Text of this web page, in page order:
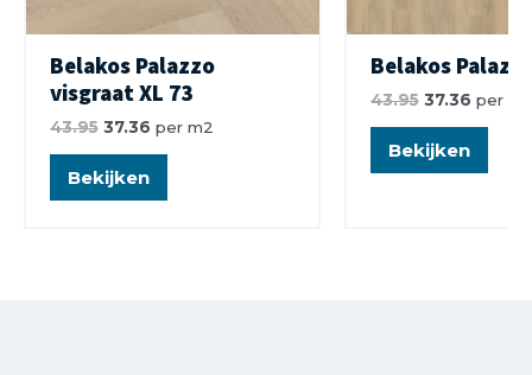
Belakos Palazzo
visgraat XL 73
43.95 37.36 per m2
Bekijken
Belakos
43.95 37.36 per
Bekijken